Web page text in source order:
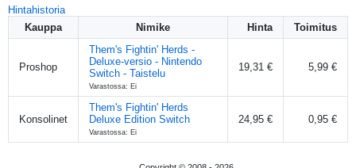
Hintahistoria
Kauppa
Nimike Hinta Toimitus
Proshop
Them's Fightin' Herds -
Deluxe-versio - Nintendo
Switch - Taistelu
Varastossa: Ei
19,31 € 5,99 €
Konsolinet
Them's Fightin' Herds
Deluxe Edition Switch
Varastossa: Ei
24,95 € 0,95 €